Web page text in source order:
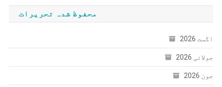
محفوظ شدہ تحریرات
اگست 2026
جولائی 2026
جون 2026